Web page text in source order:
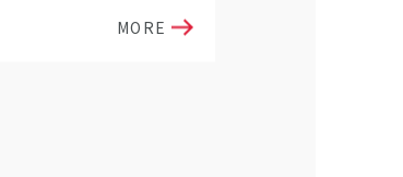
MORE